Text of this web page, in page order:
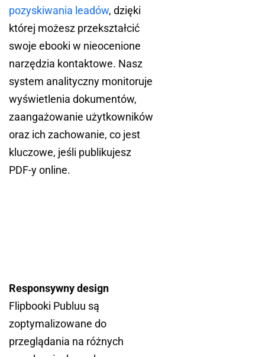
pozyskiwania leadów, dzięki
której możesz przekształcić
swoje ebooki w nieocenione
narzędzia kontaktowe. Nasz
system analityczny monitoruje
wyświetlenia dokumentów,
zaangażowanie użytkowników
oraz ich zachowanie, co jest
kluczowe, jeśli publikujesz
PDF-y online.
Responsywny design
Flipbooki Publuu są
zoptymalizowane do
przeglądania na różnych